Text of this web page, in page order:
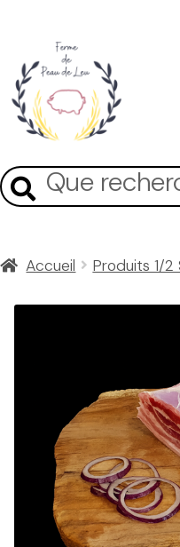
Aller
navigation
Aller
Mon
Recherche
pour :
Recherche
Accueil Produits 1/2